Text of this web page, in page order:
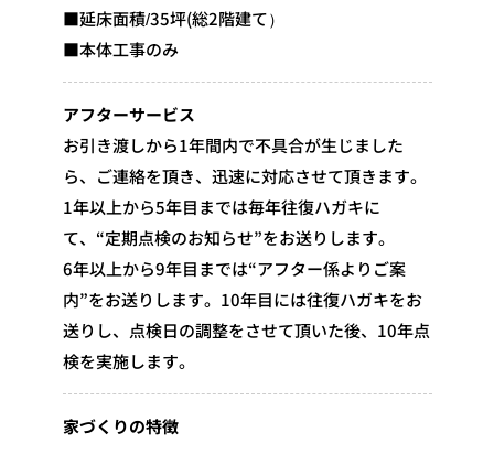
■延床面積/35坪(総2階建て）
■本体工事のみ
アフターサービス
お引き渡しから1年間内で不具合が生じました
ら、ご連絡を頂き、迅速に対応させて頂きます。
1年以上から5年目までは毎年往復ハガキに
て、“定期点検のお知らせ”をお送りします。
6年以上から9年目までは“アフター係よりご案
内”をお送りします。10年目には往復ハガキをお
送りし、点検日の調整をさせて頂いた後、10年点
検を実施します。
家づくりの特徴